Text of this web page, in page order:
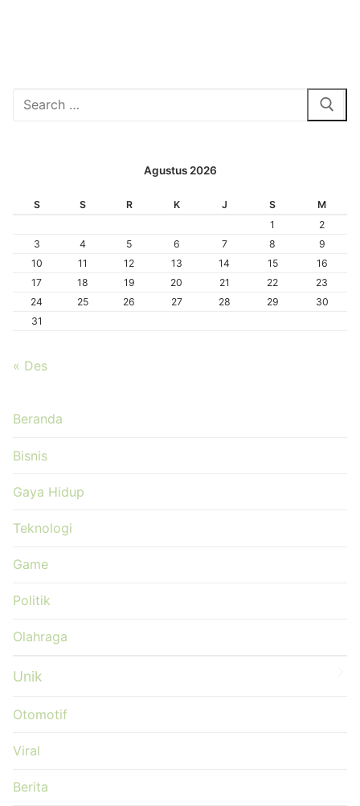
Cari:
Agustus 2026
S S R K J S
M
1
2
3
4 5 6 7 8
9
10
11 12 13 14 15
16
17
18 19 20 21 22
23
24
25 26 27 28 29
30
31
« Des
Beranda
Bisnis
Gaya Hidup
Teknologi
Game
Politik
Olahraga
Unik
Otomotif
Viral
Berita